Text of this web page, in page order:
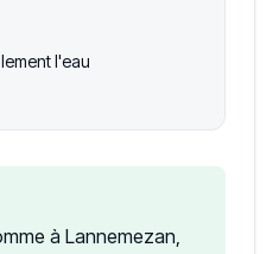
l'eau
à Lannemezan,